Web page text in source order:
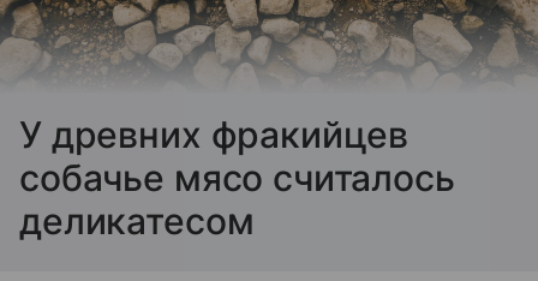
У древних фракийцев
собачье мясо считалось
деликатесом